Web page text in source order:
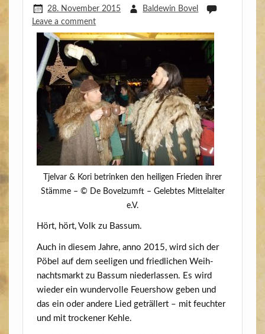
28. November 2015
Baldewin Bovel
Leave a comment
Tjel­var & Kori betrin­ken den hei­li­gen Frie­den ihrer
Stäm­me – © De Bovelzumft – Geleb­tes Mit­tel­al­ter
e.V.
Hört, hört, Volk zu Bassum.
Auch in die­sem Jah­re, anno 2015, wird sich der
Pöbel auf dem see­li­gen und fried­li­chen Weih­
nachts­markt zu Bas­sum nie­der­las­sen. Es wird
wie­der ein wun­der­vol­le Feu­er­show geben und
das ein oder ande­re Lied geträl­lert – mit feuch­ter
und mit tro­cke­ner Kehle.